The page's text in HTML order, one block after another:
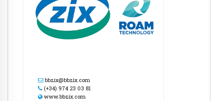
bbzix@bbzix.com
(+34) 974 23 03 81
www.bbzix.com